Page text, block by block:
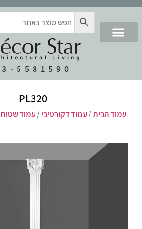
5581590
PL320
עמוד הבית/עמוד דקורטיבי/עמוד שטוח